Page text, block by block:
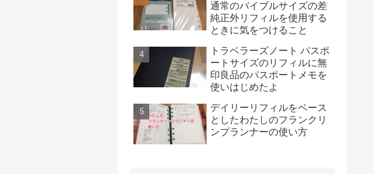
通常のバイブルサイズの差
純正外リフィルを使用する
ときに気をつけること
トラベラーズノート パスポ
ートサイズのリフィルに無
印良品のパスポートメモを
使いはじめたよ
デイリーリフィルをベース
としたわたしのフランクリ
ンプランナーの使い方